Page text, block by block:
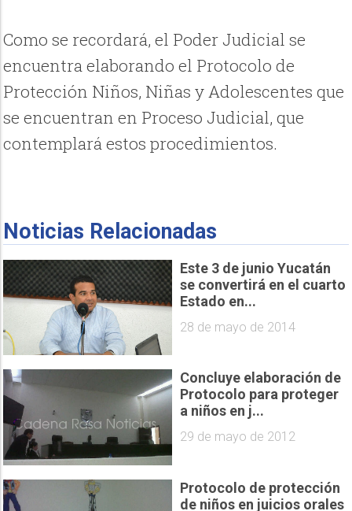
Como se recordará, el Poder Judicial se
encuentra elaborando el Protocolo de
Protección Niños, Niñas y Adolescentes que
se encuentran en Proceso Judicial, que
contemplará estos procedimientos.
Noticias Relacionadas
Este 3 de junio Yucatán
se convertirá en el cuarto
Estado en...
28 de mayo de 2014
Concluye elaboración de
Protocolo para proteger
a niños en j...
29 de mayo de 2012
Protocolo de protección
de niños en juicios orales